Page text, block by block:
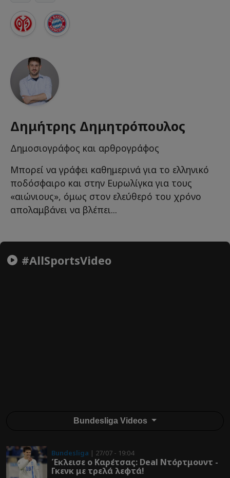
Δημήτρης Δημητρόπουλος
Δημοσιογράφος και αρθρογράφος
Μπορεί να γράφει καθημερινά για το ελληνικό
ποδόσφαιρο και στην Ευρωλίγκα για τους
«αιώνιους», όμως στον ελεύθερό του χρόνο
απολαμβάνει να βλέπει...
#AllSportsVideo
Bundesliga Videos
Bundesliga | 27/07 - 19:04
Έκλεισε ο Καρέτσας: Deal Ντόρτμουντ -
Γκενκ με τρελά λεφτά!